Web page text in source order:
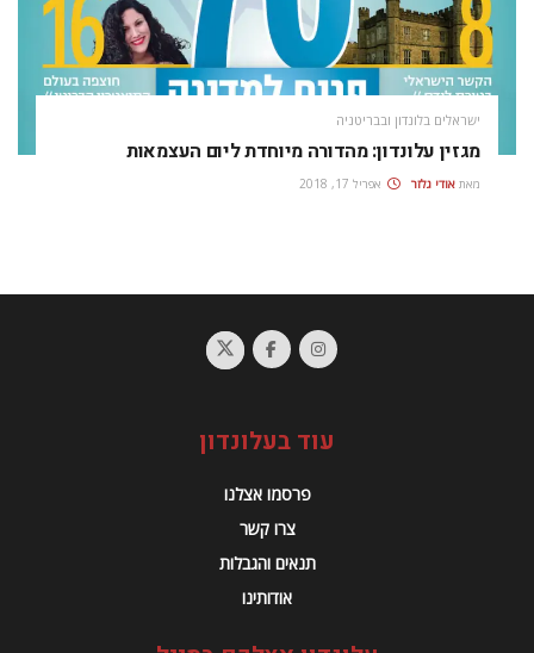
ישראלים בלונדון ובבריטניה
מגזין עלונדון: מהדורה מיוחדת ליום העצמאות
מאת אודי גלזר אפריל 17, 2018
עוד בעלונדון
פרסמו אצלנו
צרו קשר
תנאים והגבלות
אודותינו